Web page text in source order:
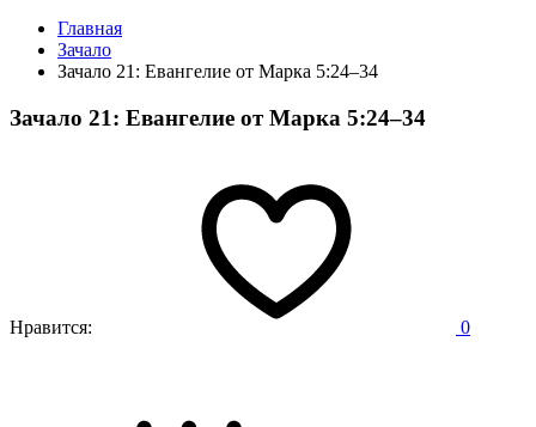
Главная
Зачало
Зачало 21: Евангелие от Марка 5:24–34
Зачало 21: Евангелие от Марка 5:24–34
Нравится: 0